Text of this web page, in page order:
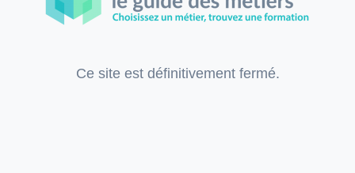
Ce site est définitivement fermé.